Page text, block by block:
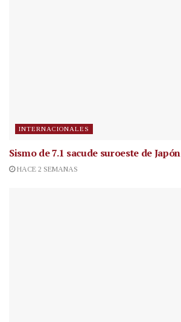
INTERNACIONALES
Sismo de 7.1 sacude suroeste de Japón
HACE 2 SEMANAS